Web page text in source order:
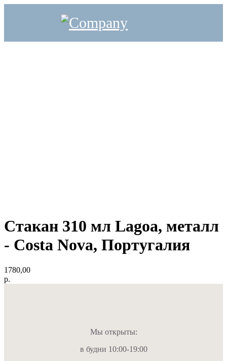
Стакан 310 мл Lagoa, металл
- Costa Nova, Португалия
1780,00
р.
Мы открыты:
в будни 10:00-19:00